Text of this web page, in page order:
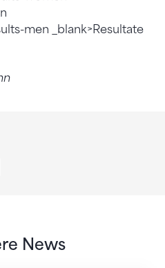
men _blank>Resultate
News